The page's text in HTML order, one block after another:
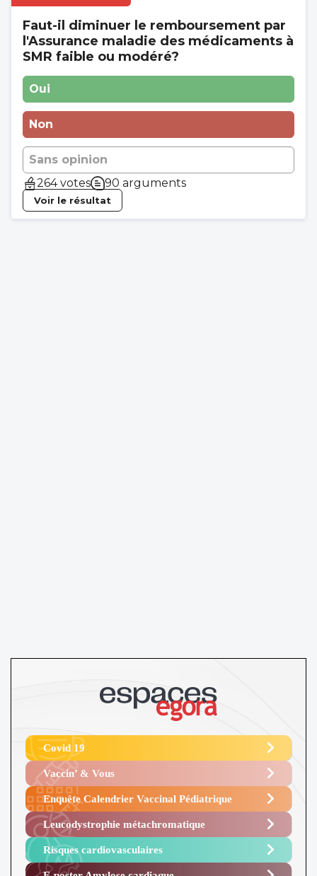
Faut-il diminuer le remboursement par
l'Assurance maladie des médicaments à
SMR faible ou modéré?
Oui
Non
Sans opinion
264 votes
90 arguments
Voir le résultat
Covid 19
Vaccin’ & Vous
Enquête Calendrier Vaccinal Pédiatrique
Leucodystrophie métachromatique
Risques cardiovasculaires